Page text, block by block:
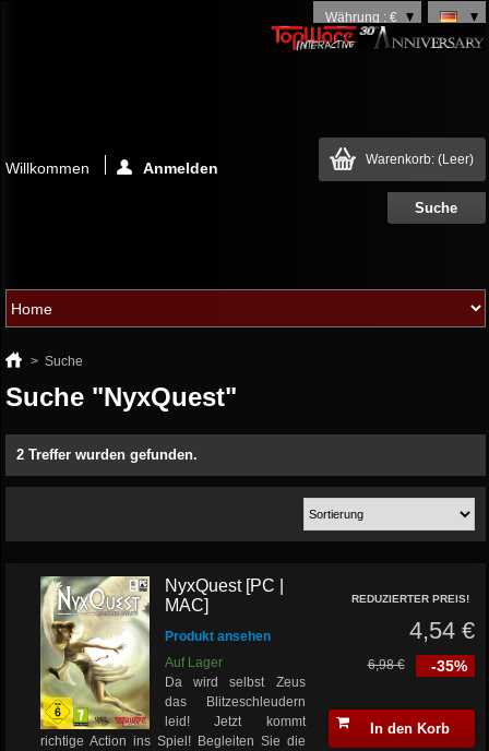
Währung : €
Warenkorb: (Leer)
Willkommen Anmelden
> Suche
Suche "NyxQuest"
2 Treffer wurden gefunden.
NyxQuest [PC |
MAC]
Produkt ansehen
Auf Lager
Da wird selbst Zeus
das Blitzeschleudern
leid! Jetzt kommt
richtige Action ins Spiel! Begleiten Sie die
REDUZIERTER PREIS!
4,54 €
-35%
6,98 €
In den Korb